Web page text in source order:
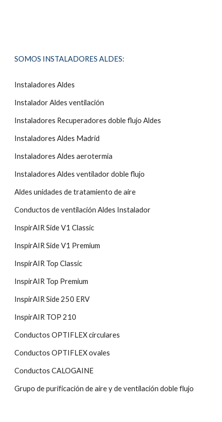
SOMOS INSTALADORESALDES:
InstaladoresAldes
Instalador Aldes ventilación
Instaladores Recuperadores doble flujo Aldes
Instaladores Aldes Madrid
Instaladores Aldes aerotermia
Instaladores Aldes ventilador doble flujo
Aldes unidades de tratamiento de aire
Conductos de ventilación Aldes Instalador
InspirAIR Side V1 Classic
InspirAIR Side V1 Premium
InspirAIR Top Classic
InspirAIR Top Premium
InspirAIR Side 250 ERV
InspirAIR TOP 210
Conductos OPTIFLEX circulares
Conductos OPTIFLEXovales
Conductos CALOGAINE
Grupo de purificación de aire y de ventilación doble flujo